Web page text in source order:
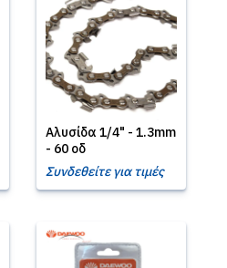
Αλυσίδα 1/4" - 1.3mm
- 60 οδ
Συνδεθείτε για τιμές